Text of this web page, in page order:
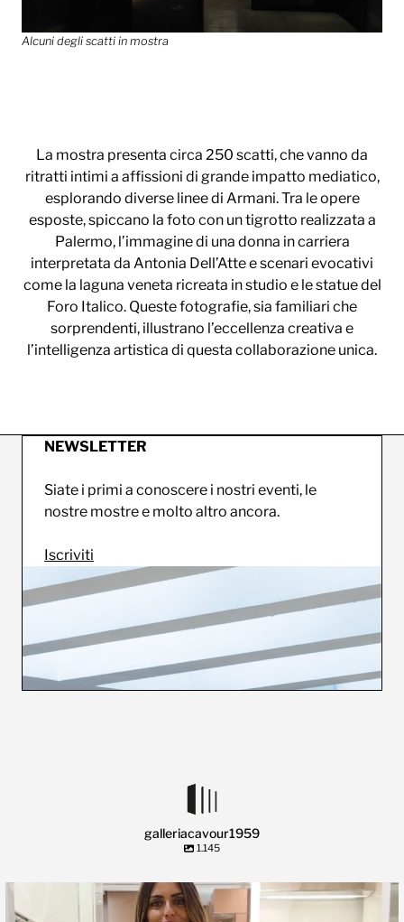
Alcuni degli scatti in mostra
La mostra presenta circa 250 scatti, che vanno da
ritratti intimi a affissioni di grande impatto mediatico,
esplorando diverse linee di Armani. Tra le opere
esposte, spiccano la foto con un tigrotto realizzata a
Palermo, l’immagine di una donna in carriera
interpretata da Antonia Dell’Atte e scenari evocativi
come la laguna veneta ricreata in studio e le statue del
Foro Italico. Queste fotografie, sia familiari che
sorprendenti, illustrano l’eccellenza creativa e
l’intelligenza artistica di questa collaborazione unica.
NEWSLETTER
Siate i primi a conoscere i nostri eventi, le
nostre mostre e molto altro ancora.
Iscriviti
galleriacavour1959
1.145
🍃 Entriamo da Dev in @galleriacavour1959 a...
39 2